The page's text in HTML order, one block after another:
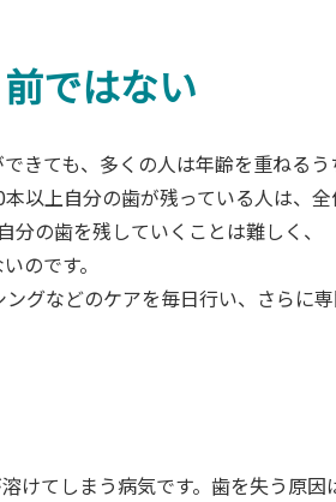
ではない
きても、多くの人は年齢を重ねるう
以上自分の歯が残っている人は、
の歯を残していくことは難しく、
のです。
グなどのケアを毎日行い、さらに
けてしまう病気です。歯を失う原因